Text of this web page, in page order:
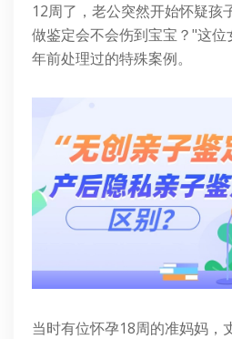
12周了，老公突然开始怀疑孩
做鉴定会不会伤到宝宝？"这
年前处理过的特殊案例。
当时有位怀孕18周的准妈妈，